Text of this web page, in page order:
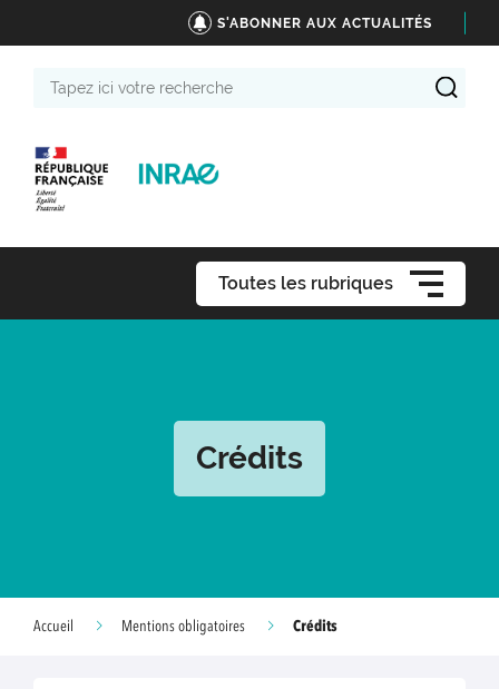
S'ABONNER AUX ACTUALITÉS
Toutes les rubriques
Crédits
Accueil Mentions obligatoires Crédits